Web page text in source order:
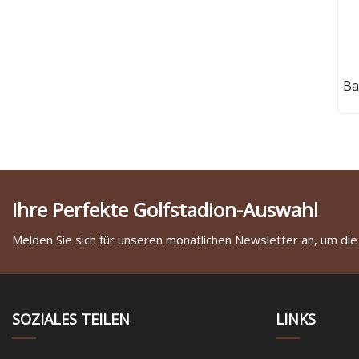
Ihre Perfekte Golfstadion-Auswahl
Melden Sie sich für unseren monatlichen Newsletter an, um
SOZIALES TEILEN LINKS